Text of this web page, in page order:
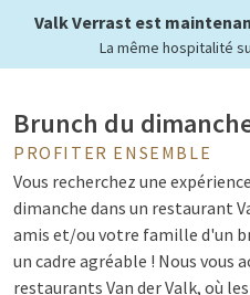
Valk Verrast est
La même hospitalité
avec des amis
Brunch du
PROFITER ENSEMBLE
Vous recherchez une
dimanche dans un restaurant
amis et/ou votre famille d'un
un cadre agréable ! Nous vous
restaurants Van der Valk, où